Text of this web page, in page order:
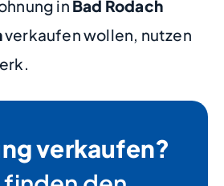
in Bad Rodach
verkaufen wollen, nutzen
verkaufen?